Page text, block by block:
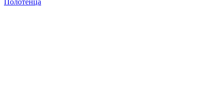
Полотенца